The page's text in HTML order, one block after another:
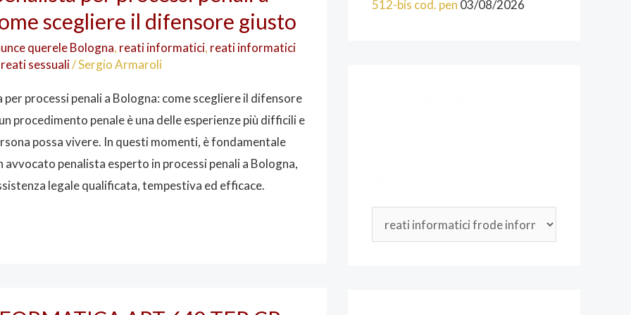
scegliere il difensore giusto
querele Bologna, reati informatici, reati informatici
reati sessuali/Sergio Armaroli
processi penali a Bologna: come scegliere il difensore
procedimento penale è una delle esperienze più difficili e
possa vivere. In questi momenti, è fondamentale
avvocato penalista esperto in processi penali a Bologna,
legale qualificata, tempestiva ed efficace.
512-bis cod. pen 03/08/2026
V